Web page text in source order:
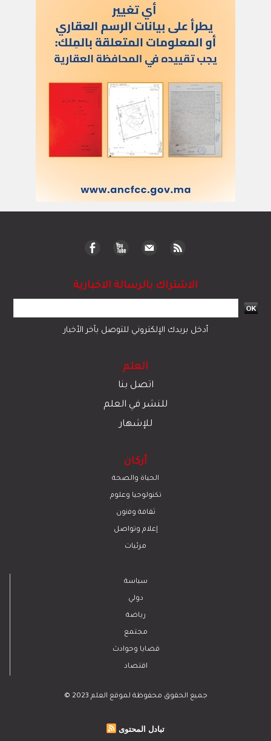
الاشتراك بالرسالة الاخبارية
أدخل بريدك الإلكتروني للتوصل بآخر الأخبار
العلم
اتصل بنا
للنشر في العلم
للإشهار
أركان
الحياة والصحة
تكنولوجيا وعلوم
ﺛﻘﺎﻓﺔ وﻓﻧون
إعلام وتواصل
مرئيات
سياسة
دولي
رياضة
مجتمع
قضايا وحوادث
اقتصاد
© 2023 جميع الحقوق محفوظة لموقع العلم
تبادل المحتوى